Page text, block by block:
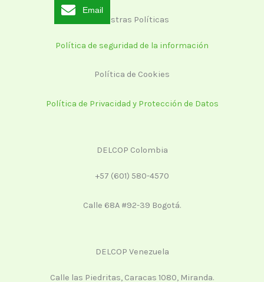
Nuestras Políticas
Política de seguridad de la información
Política de Cookies
Política de Privacidad y Protección de Datos
DELCOP Colombia
+57 (601) 580-4570
Calle 68A #92-39 Bogotá.
DELCOP Venezuela
Calle las Piedritas, Caracas 1080, Miranda.
Email